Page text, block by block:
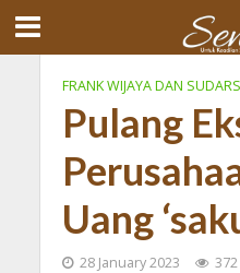
FRANK WIJAYA DAN
Pulang
Uang
28 January 2023